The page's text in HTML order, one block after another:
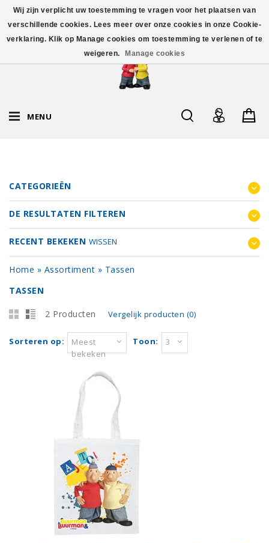
MENU
CATEGORIEËN
DE RESULTATEN FILTEREN
RECENT BEKEKEN WISSEN
Home » Assortiment » Tassen
TASSEN
2 Producten Vergelijk producten (0)
Sorteren op:
Meest
bekeken
Toon: 3
Wij zijn verplicht uw toestemming te vragen voor het plaatsen van
verschillende cookies. Lees meer over onze cookies in onze Cookie-
verklaring. Klik op Manage cookies om toestemming te verlenen of te
weigeren.
Manage cookies